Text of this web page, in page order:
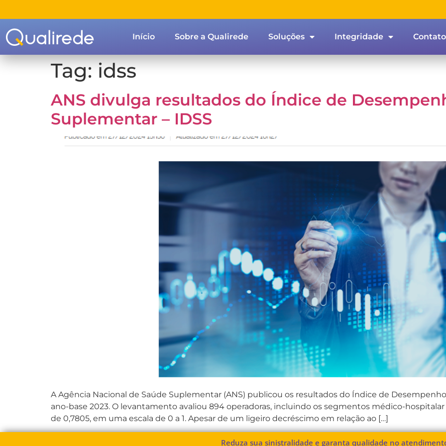
Início Sobre a Qualirede Soluções Integridade Contato
Tag:idss
ANS divulga resultados do Índice de
Suplementar – IDSS
A Agência Nacional de Saúde Suplementar (ANS) publicou os resultados do Índice de
ano-base 2023. O levantamento avaliou 894 operadoras, incluindo os segmentos médico-
de 0,7805, em uma escala de 0 a 1. Apesar de um ligeiro decréscimo em relação ao […]
Reduza sua sinistralidade e garanta qualidade no